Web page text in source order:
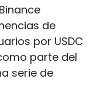
Binance
de
por USDC
parte del
serie de